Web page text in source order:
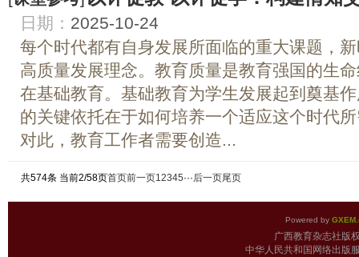
日期： 2025-10-24
每个时代都有自身发展所面临的重大课题，
高质量发展理念。教育质量是教育强国的生
在基础教育。基础教育为学生发展起到奠基
的关键依托在于如何培养一个适应这个时代
对此，教育工作者需要创造...
共574条 当前2/58页首页前一页12345···后一页尾页
Powered by
广西教育杂志
中华人民共和国网络出版